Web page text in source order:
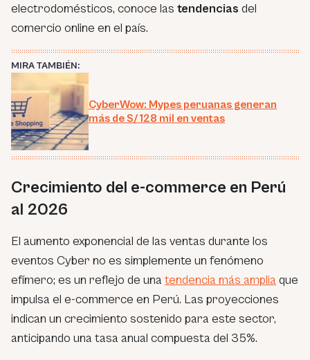
electrodomésticos, conoce las tendencias del
comercio online en el país.
MIRA TAMBIÉN:
CyberWow: Mypes peruanas generan
más de S/ 128 mil en ventas
Crecimiento del e-commerce en Perú
al 2026
El aumento exponencial de las ventas durante los
eventos Cyber no es simplemente un fenómeno
efímero; es un reflejo de una tendencia más amplia que
impulsa el e-commerce en Perú. Las proyecciones
indican un crecimiento sostenido para este sector,
anticipando una tasa anual compuesta del 35%.